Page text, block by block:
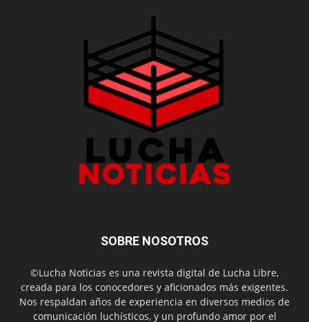
SOBRE NOSOTROS
©Lucha Noticias es una revista digital de Lucha Libre,
creada para los conocedores y aficionados más exigentes.
Nos respaldan años de experiencia en diversos medios de
comunicación luchísticos, y un profundo amor por el